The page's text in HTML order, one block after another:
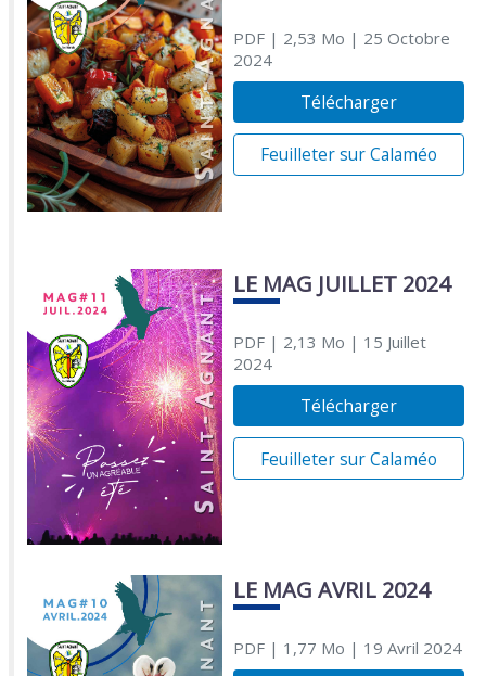
PDF| 2,53 Mo | 25 Octobre
2024
Télécharger
Feuilleter sur Calaméo
LE MAG JUILLET 2024
PDF| 2,13 Mo | 15 Juillet
2024
Télécharger
Feuilleter sur Calaméo
LE MAG AVRIL 2024
PDF| 1,77 Mo | 19 Avril 2024